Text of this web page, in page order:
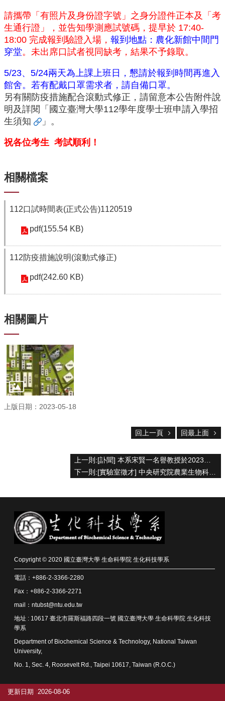
用
資
源
下
中
心
捐
款
專
區
頁
臺
首
科
院
網
導
覽
絡
資
訊
English
公
佈
資
高
專
大
學
部
碩
士
系
請攜帶「有照片及身份證字號」之身分證件正本及「考
生通行證」，並告知學測應試號碼，提早於 17:40-
18:00 完成報到驗證入場 ， 報到地點：農化新館中間門
穿堂。未出席口試者視同缺考，結果不予錄取。
5/23、5/24兩天為上課上班日，懇請於報到時間再進入
館舍。若有配戴口罩需求者，請自備口罩。
另有關防疫措施配合滾動式修正，請留意本公告附件說
明及詳閱「 國立臺灣大學112學年度學士班申請入學招
生須知
」。
祝各位考生 考試順利！
相關檔案
112口試時間表(正式公告)1120519
pdf(155.54 KB)
112防疫措施說明(滾動式修正)
pdf(242.60 KB)
相關圖片
上版日期：2023-05-18
回上一頁 回最上面
上一則:[訃聞] 本系宋賢一名譽教授於2023年5月20日辭世，謹此敬告，並致哀悼。
下一則:[實驗室徵才] 中央研究院農業生物科技研究中心 徐麗芬老師研究室 誠徵研究助理/博士後研究員－植物天然藥物之研發
Copyright © 2020 國立臺灣大學 生命科學院 生化科技學系
電話：+886-2-3366-2280
Fax：+886-2-3366-2271
mail：ntubst@ntu.edu.tw
地址 : 10617 臺北市羅斯福路四段一號 國立臺灣大學 生命科學院 生化科技
學系
Department of Biochemical Science & Technology, National Taiwan
University,
No. 1, Sec. 4, Roosevelt Rd., Taipei 10617, Taiwan (R.O.C.)
更新日期 2026-08-06